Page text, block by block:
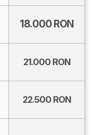
18.000 RON
21.000 RON
22.500 RON